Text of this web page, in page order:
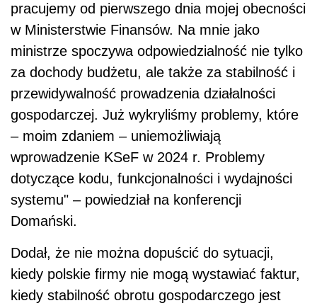
pracujemy od pierwszego dnia mojej obecności
w Ministerstwie Finansów. Na mnie jako
ministrze spoczywa odpowiedzialność nie tylko
za dochody budżetu, ale także za stabilność i
przewidywalność prowadzenia działalności
gospodarczej. Już wykryliśmy problemy, które
– moim zdaniem – uniemożliwiają
wprowadzenie KSeF w 2024 r. Problemy
dotyczące kodu, funkcjonalności i wydajności
systemu" – powiedział na konferencji
Domański.
Dodał, że nie można dopuścić do sytuacji,
kiedy polskie firmy nie mogą wystawiać faktur,
kiedy stabilność obrotu gospodarczego jest